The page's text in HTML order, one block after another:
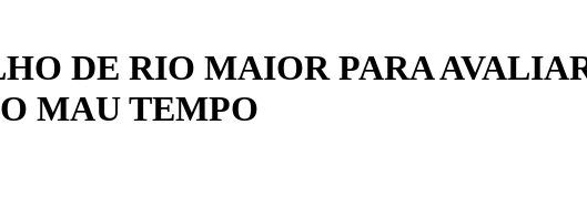
DE RIO MAIOR PARA
MAU TEMPO